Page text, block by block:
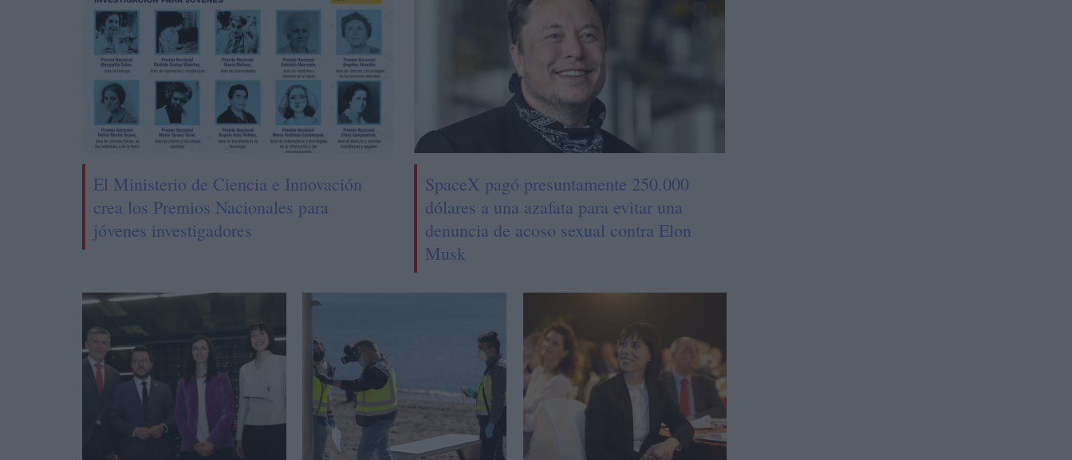
El Ministerio de Ciencia e Innovación
crea los Premios Nacionales para
jóvenes investigadores
SpaceX pagó presuntamente 250.000
dólares a una azafata para evitar una
denuncia de acoso sexual contra Elon
Musk